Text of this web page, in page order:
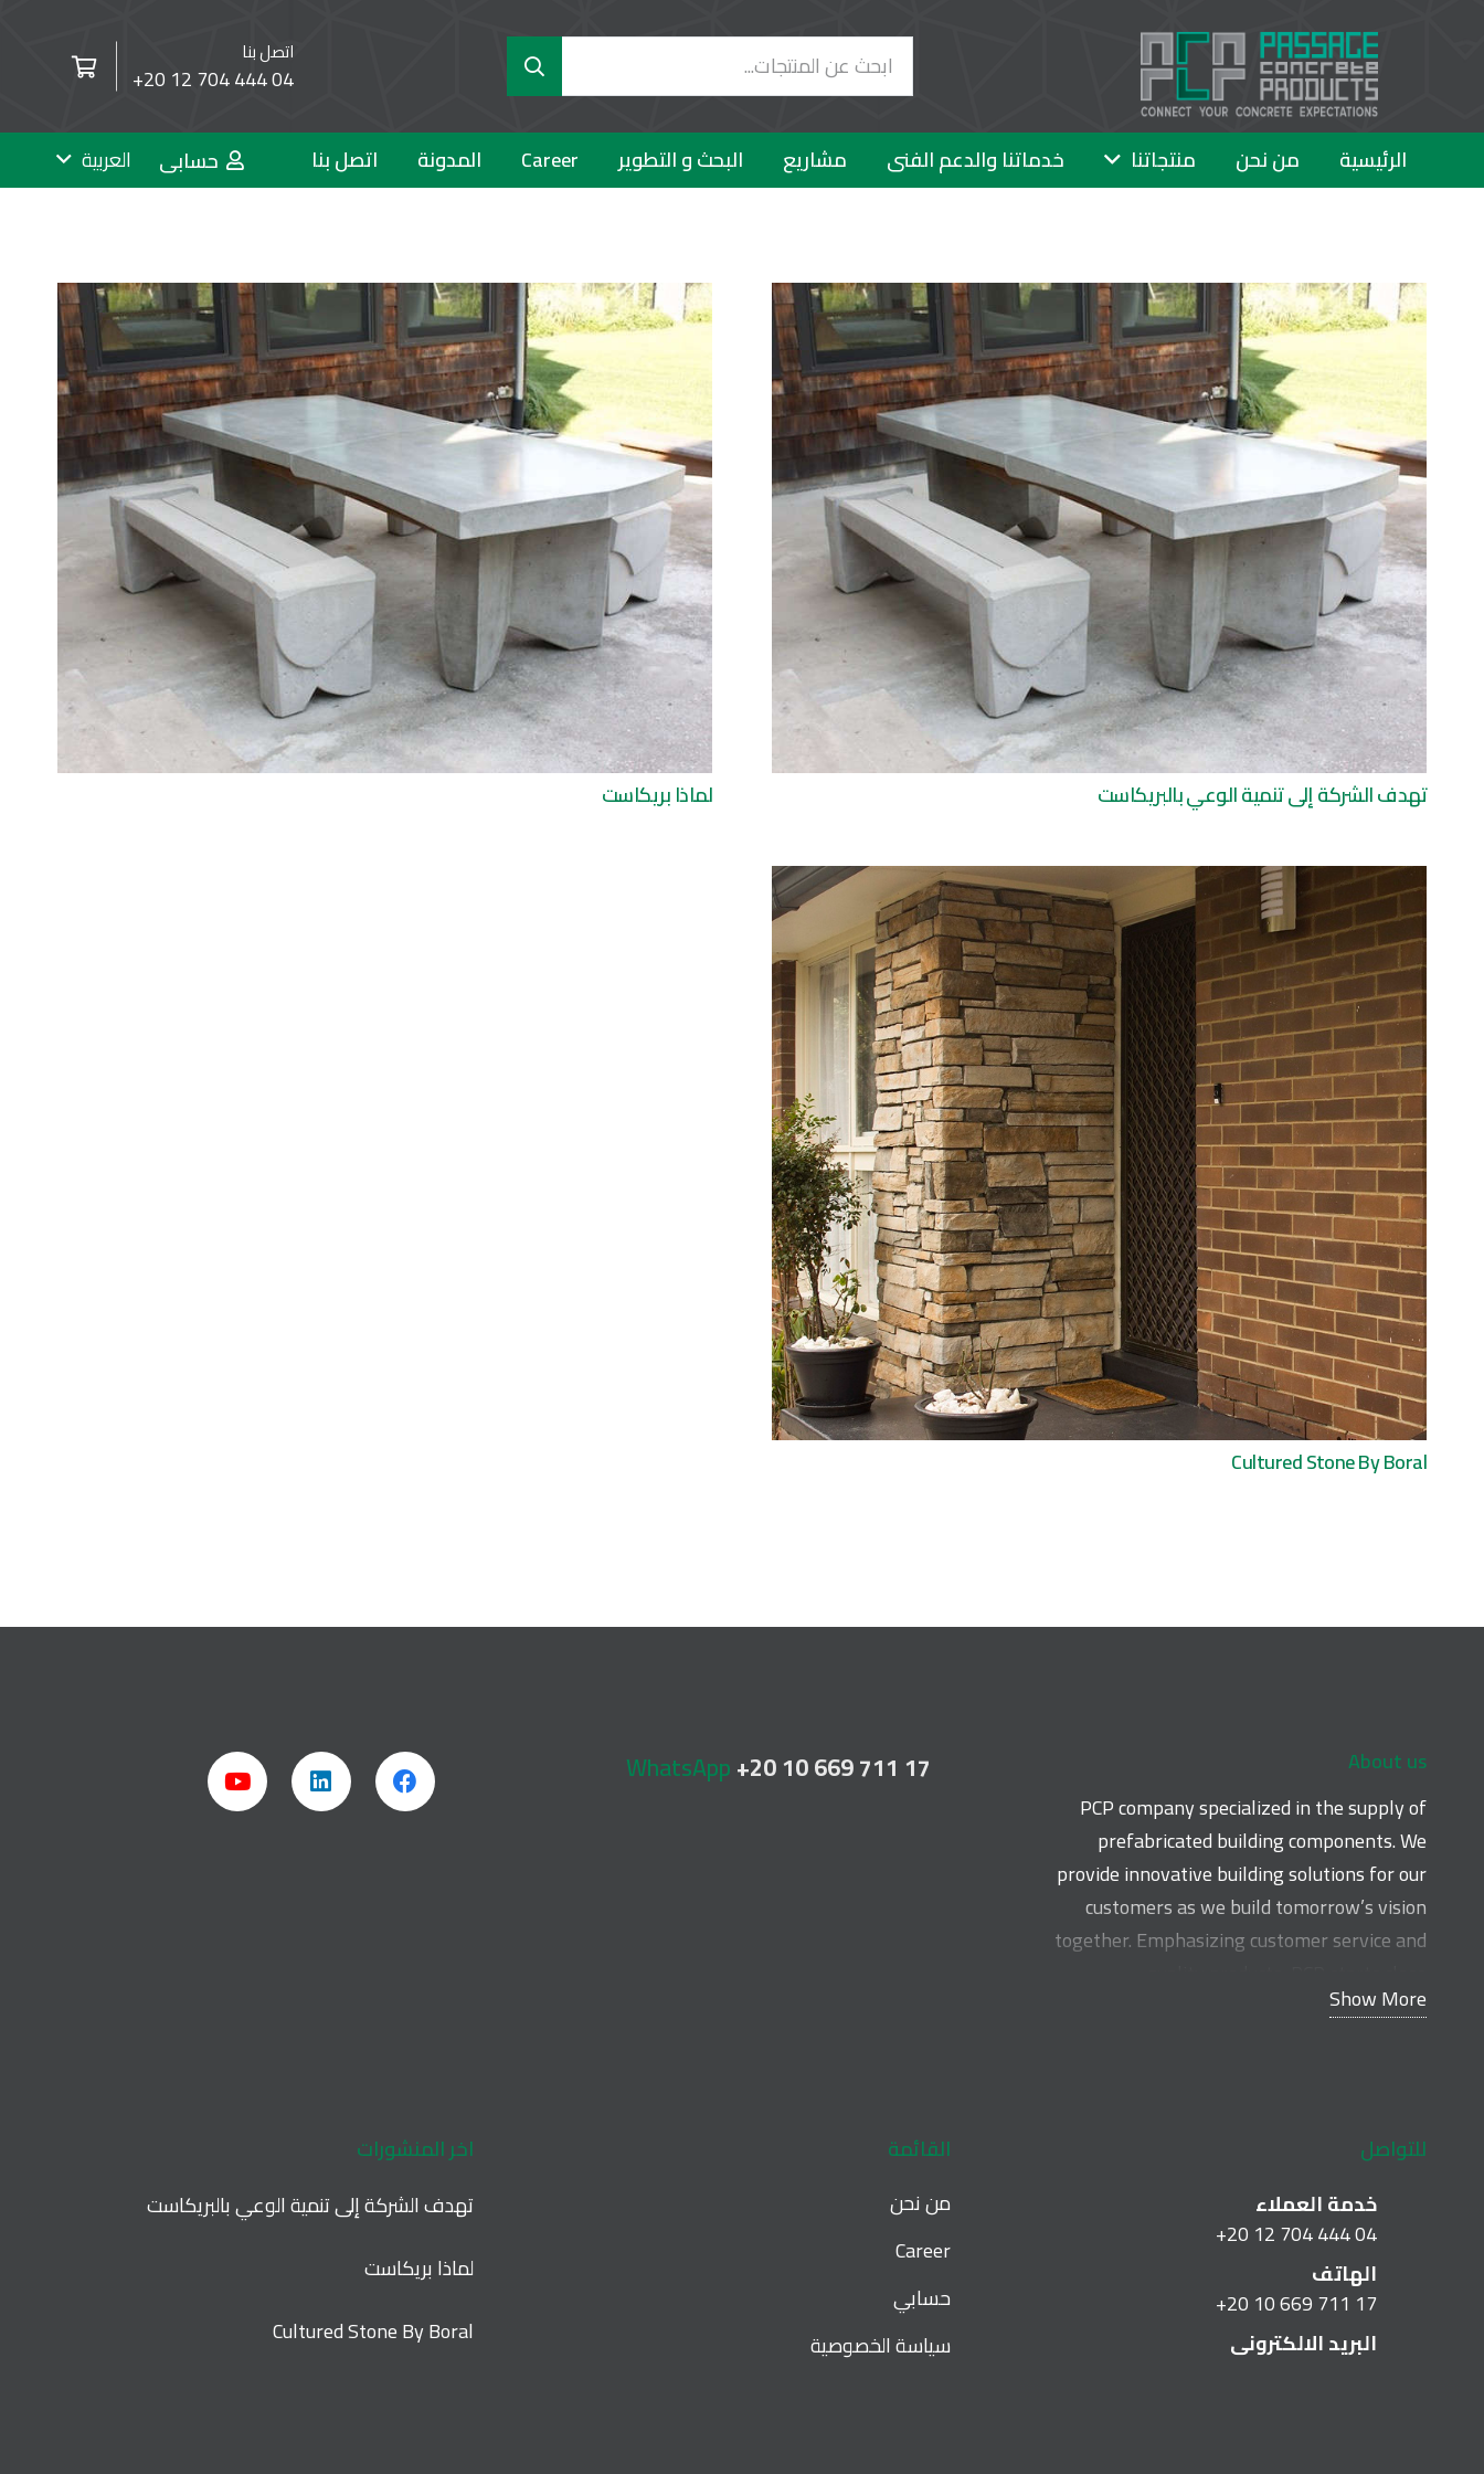
اتصل بنا
+20 12 704 444 04
الرئيسية من نحن منتجاتنا خدماتنا والدعم الفنى مشاريع البحث و التطوير Career المدونة اتصل بنا حسابى العربية
تهدف الشركة إلى تنمية الوعي بالبريكاست لماذا بريكاست
Cultured Stone By Boral
About us
PCP company specialized in the supply of
prefabricated building components. We
provide innovative building solutions for our
customers as we build tomorrow’s vision
together. Emphasizing customer service and
collaboration with clients, architects,
Read more
Show More
WhatsApp+20 10 669 711 17
للتواصل
خدمة العملاء
+20 12 704 444 04
الهاتف
+20 10 669 711 17
البريد الالكترونى
القائمة
من نحن
Career
حسابي
سياسة الخصوصية
اخر المنشورات
تهدف الشركة إلى تنمية الوعي بالبريكاست
لماذا بريكاست
Cultured Stone By Boral